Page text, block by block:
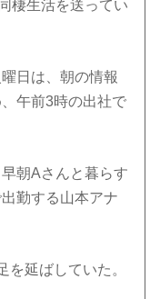
棲生活を送ってい
日は、朝の情報
午前3時の出社で
朝Aさんと暮らす
勤する山本アナ
を延ばしていた。